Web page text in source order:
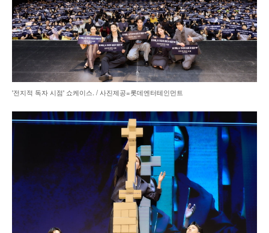
'전지적 독자 시점' 쇼케이스. / 사진제공=롯데엔터테인먼트